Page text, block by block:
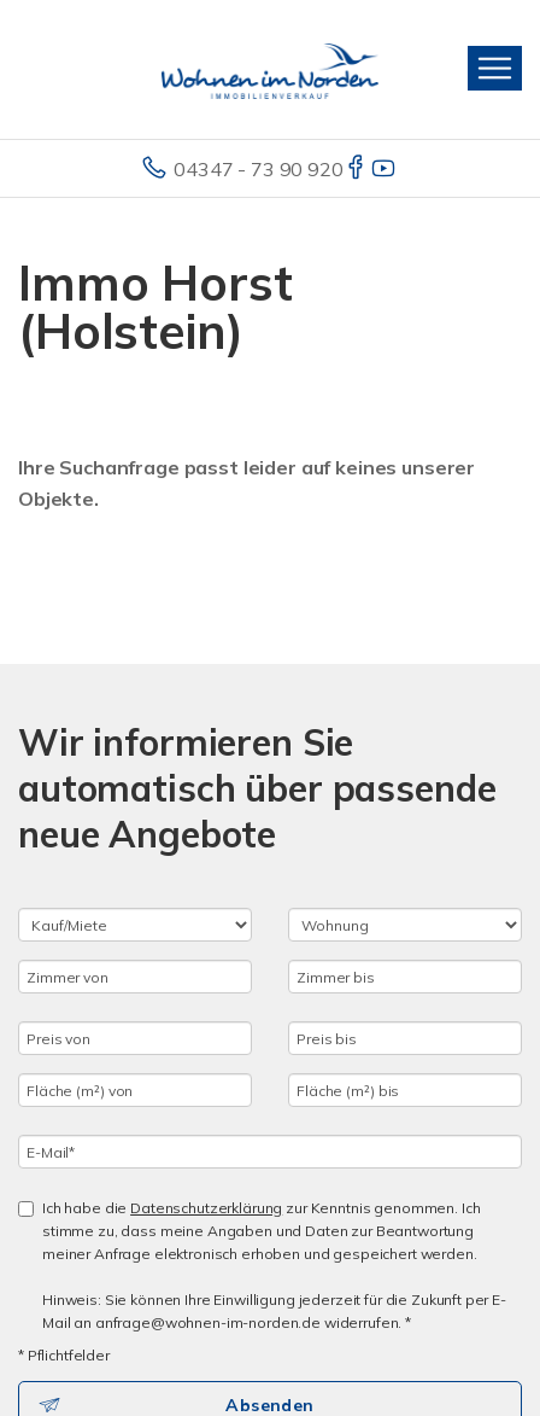
04347 - 73 90 920
Immo Horst
(Holstein)
Ihre Suchanfrage passt leider auf keines unserer
Objekte.
Wir informieren Sie
automatisch über passende
neue Angebote
Ich habe die Datenschutzerklärung zur Kenntnis genommen. Ich
stimme zu, dass meine Angaben und Daten zur Beantwortung
meiner Anfrage elektronisch erhoben und gespeichert werden.
Hinweis: Sie können Ihre Einwilligung jederzeit für die Zukunft per E-
Mail an anfrage@wohnen-im-norden.de widerrufen. *
* Pflichtfelder
Absenden